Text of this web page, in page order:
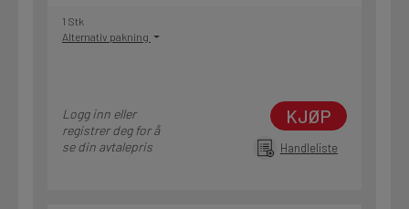
1 Stk
Alternativ pakning
Logg inn eller
registrer deg for å
se din avtalepris
KJØP
Handleliste